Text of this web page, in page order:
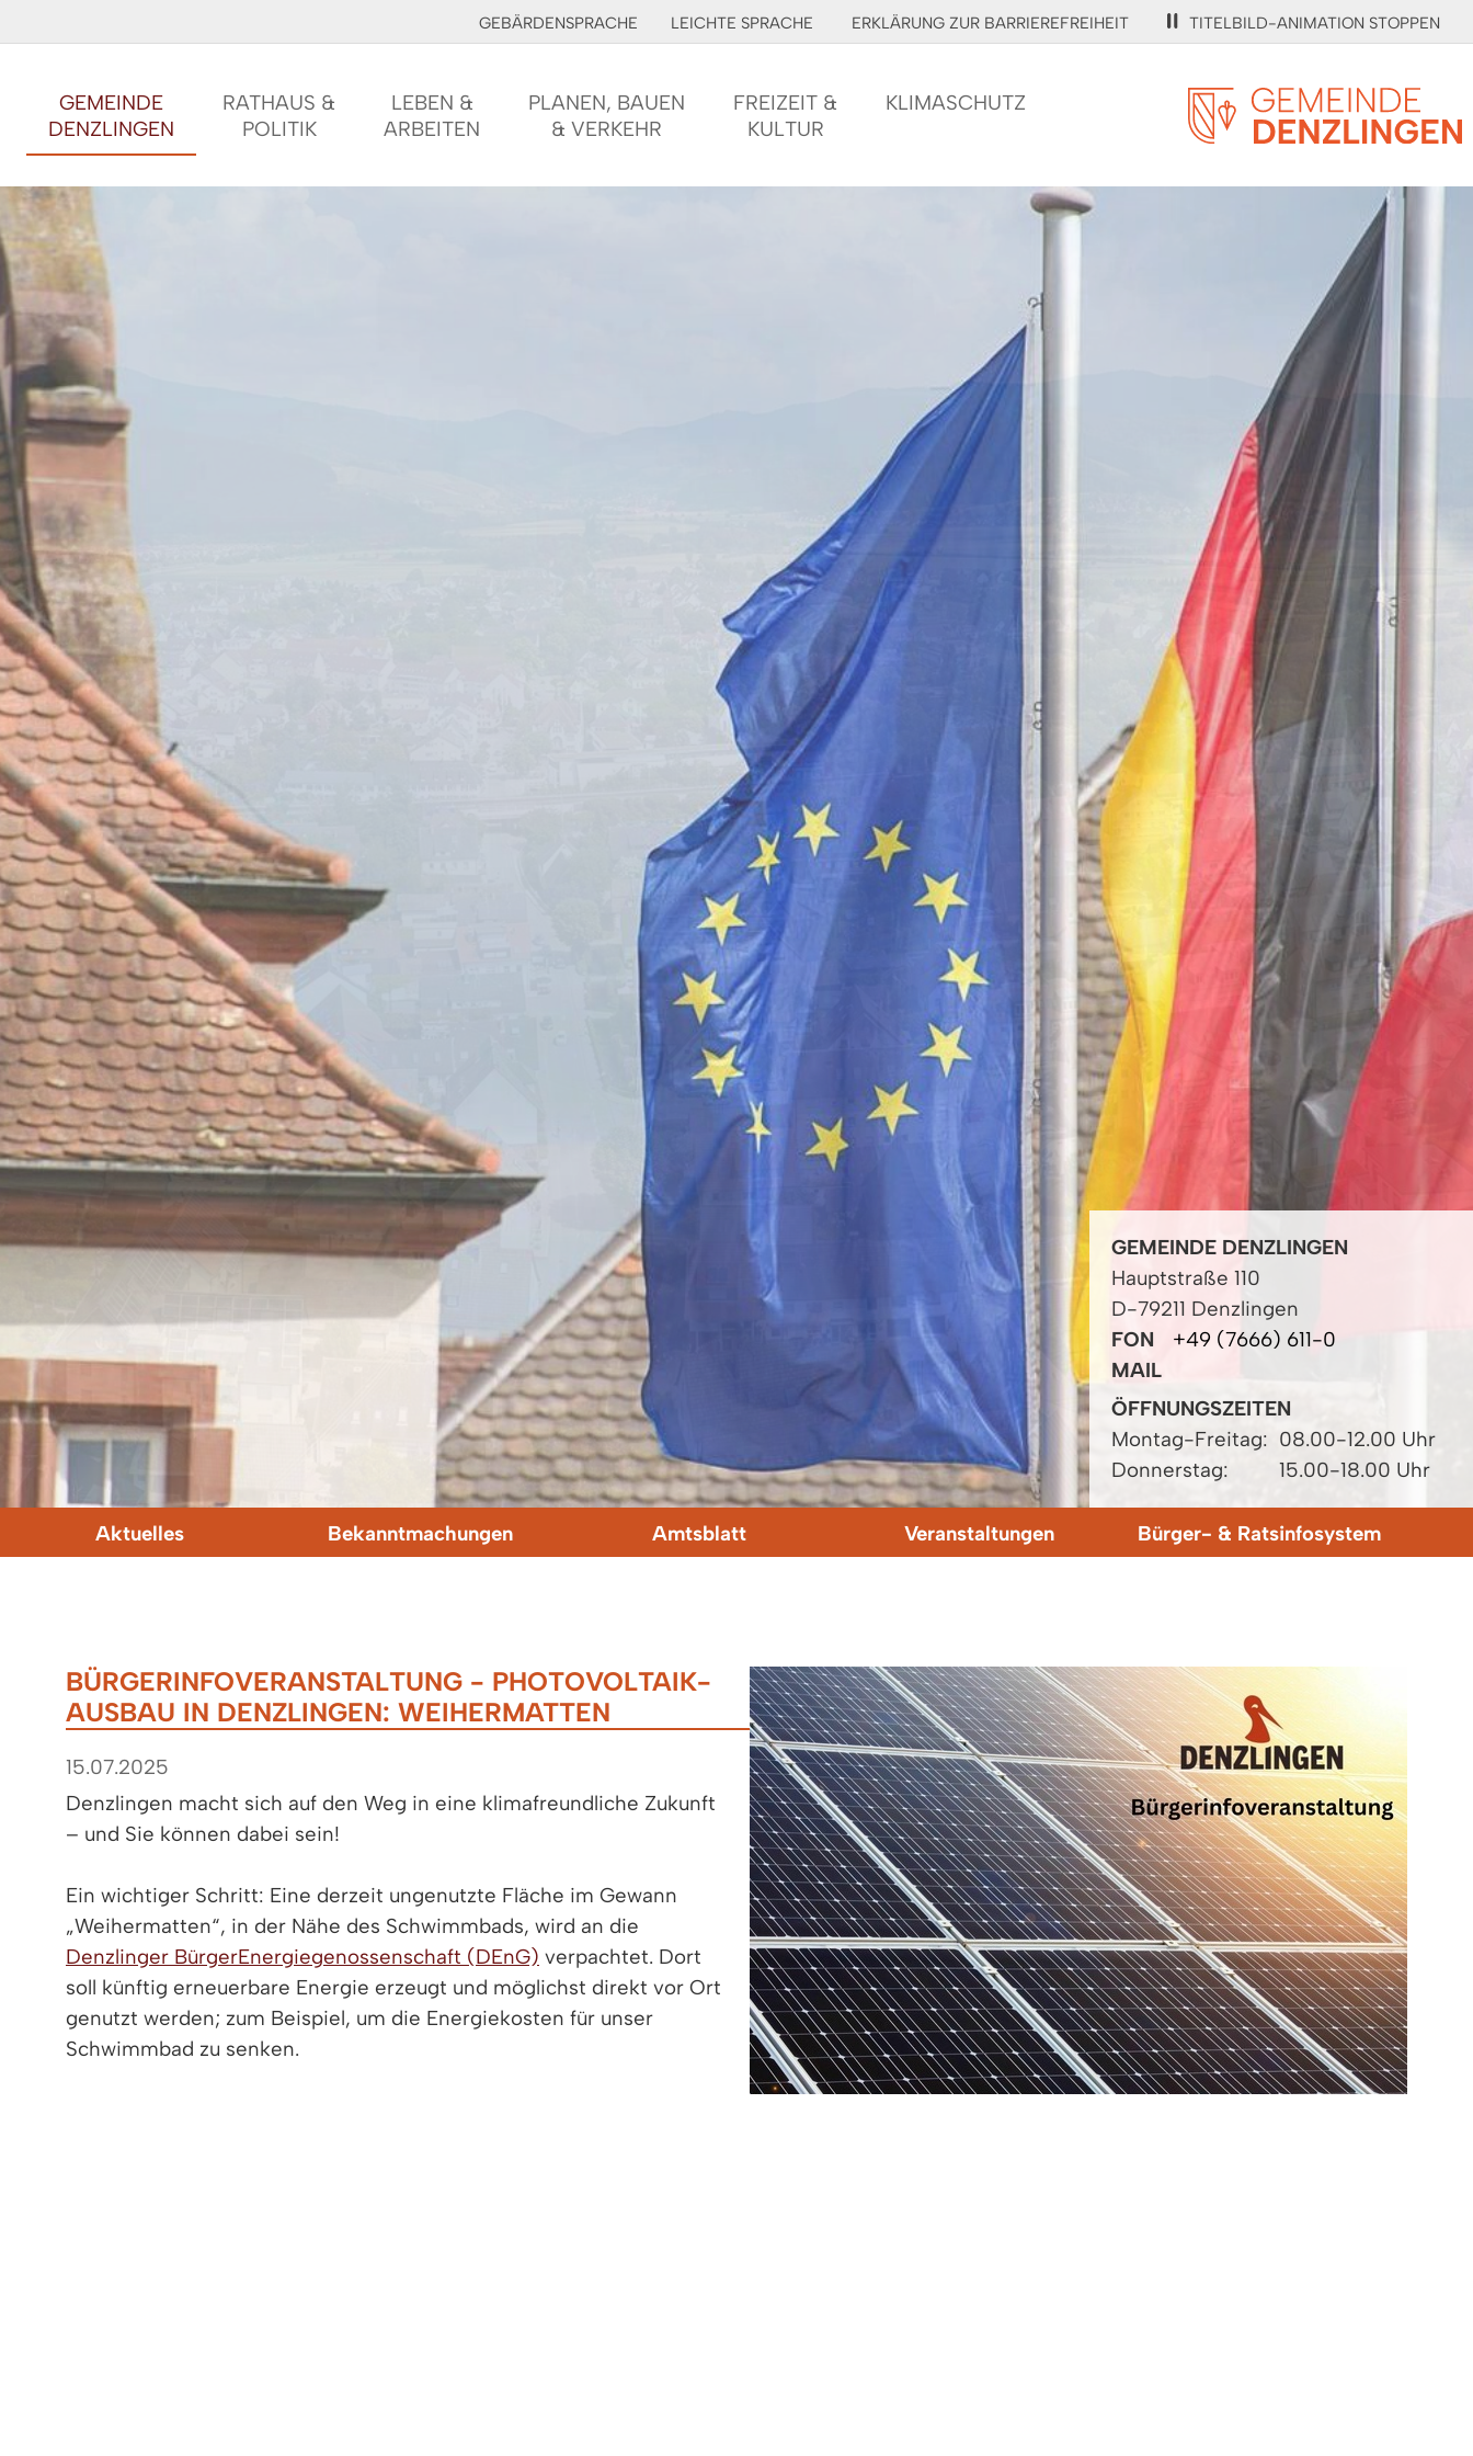
GEBÄRDENSPRACHE LEICHTE SPRACHE ERKLÄRUNG ZUR BARRIEREFREIHEIT TITELBILD-ANIMATION STOPPEN
GEMEINDE
DENZLINGEN
RATHAUS &
POLITIK
LEBEN &
ARBEITEN
PLANEN, BAUEN
& VERKEHR
FREIZEIT &
KULTUR
KLIMASCHUTZ
GEMEINDE DENZLINGEN
Hauptstraße 110
D-79211 Denzlingen
FON
+49 (7666) 611-0
MAIL
ÖFFNUNGSZEITEN
Montag-Freitag: 08.00-12.00 Uhr
Donnerstag:
15.00-18.00 Uhr
Aktuelles Bekanntmachungen Amtsblatt Veranstaltungen Bürger- & Ratsinfosystem
BÜRGERINFOVERANSTALTUNG - PHOTOVOLTAIK-
AUSBAU IN DENZLINGEN: WEIHERMATTEN
15.07.2025
Denzlingen macht sich auf den Weg in eine klimafreundliche Zukunft
– und Sie können dabei sein!
Ein wichtiger Schritt: Eine derzeit ungenutzte Fläche im Gewann
„Weihermatten“, in der Nähe des Schwimmbads, wird an die
Denzlinger BürgerEnergiegenossenschaft (DEnG) verpachtet. Dort
soll künftig erneuerbare Energie erzeugt und möglichst direkt vor Ort
genutzt werden; zum Beispiel, um die Energiekosten für unser
Schwimmbad zu senken.